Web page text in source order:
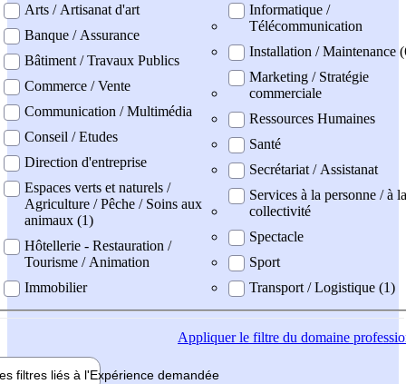
Arts / Artisanat d'art
Banque / Assurance
Bâtiment / Travaux Publics
Commerce / Vente
Communication / Multimédia
Conseil / Etudes
Direction d'entreprise
Espaces verts et naturels /
Agriculture / Pêche / Soins aux
animaux (1)
Hôtellerie - Restauration /
Tourisme / Animation
Immobilier
Informatique /
Télécommunication
Installation / Maintenance
Marketing / Stratégie
commerciale
Ressources Humaines
Santé
Secrétariat / Assistanat
Services à la personne / à la
collectivité
Spectacle
Sport
Transport / Logistique (1)
Appliquerle filtre du domaine
filtres liés à l'Expérience demandée